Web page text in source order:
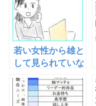
て
若い女性から雄と
して見られていな
因３つ